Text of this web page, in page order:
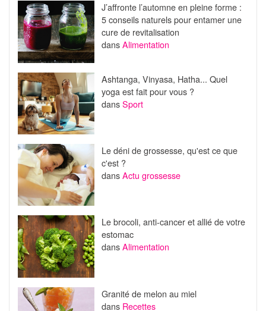
J’affronte l’automne en pleine forme :
5 conseils naturels pour entamer une
cure de revitalisation
dansAlimentation
Ashtanga, Vinyasa, Hatha... Quel
yoga est fait pour vous ?
dansSport
Le déni de grossesse, qu'est ce que
c'est ?
dansActu grossesse
Le brocoli, anti-cancer et allié de votre
estomac
dansAlimentation
Granité de melon au miel
dans Recettes